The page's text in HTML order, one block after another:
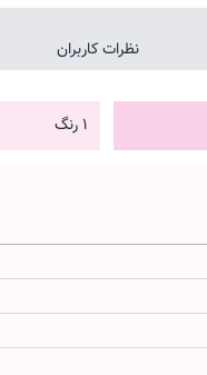
نظرات کاربران
1 رنگ